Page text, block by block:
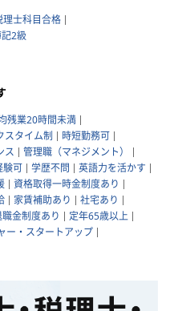
理士科目合格
2級
残業20時間未満
スタイム制
時短勤務可
ス
管理職（マネジメント）
験可 学歴不問
英語力を活かす
資格取得一時金制度あり
家賃補助あり
社宅あり
職金制度あり
定年65歳以上
ー・スタートアップ